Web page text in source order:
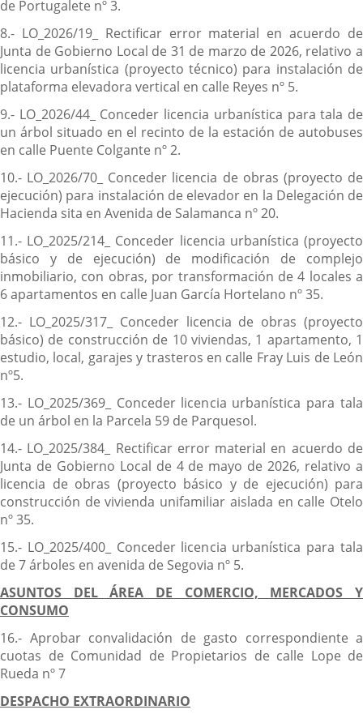
de Portugalete nº 3.
8.- LO_2026/19_ Rectificar error material en acuerdo de
Junta de Gobierno Local de 31 de marzo de 2026, relativo a
licencia urbanística (proyecto técnico) para instalación de
plataforma elevadora vertical en calle Reyes nº 5.
9.- LO_2026/44_ Conceder licencia urbanística para tala de
un árbol situado en el recinto de la estación de autobuses
en calle Puente Colgante nº 2.
10.- LO_2026/70_ Conceder licencia de obras (proyecto de
ejecución) para instalación de elevador en la Delegación de
Hacienda sita en Avenida de Salamanca nº 20.
11.- LO_2025/214_ Conceder licencia urbanística (proyecto
básico y de ejecución) de modificación de complejo
inmobiliario, con obras, por transformación de 4 locales a
6 apartamentos en calle Juan García Hortelano nº 35.
12.- LO_2025/317_ Conceder licencia de obras (proyecto
básico) de construcción de 10 viviendas, 1 apartamento, 1
estudio, local, garajes y trasteros en calle Fray Luis de León
nº5.
13.- LO_2025/369_ Conceder licencia urbanística para tala
de un árbol en la Parcela 59 de Parquesol.
14.- LO_2025/384_ Rectificar error material en acuerdo de
Junta de Gobierno Local de 4 de mayo de 2026, relativo a
licencia de obras (proyecto básico y de ejecución) para
construcción de vivienda unifamiliar aislada en calle Otelo
nº 35.
15.- LO_2025/400_ Conceder licencia urbanística para tala
de 7 árboles en avenida de Segovia nº 5.
ASUNTOS DEL ÁREA DE COMERCIO, MERCADOS Y
CONSUMO
16.- Aprobar convalidación de gasto correspondiente a
cuotas de Comunidad de Propietarios de calle Lope de
Rueda nº 7
DESPACHO EXTRAORDINARIO